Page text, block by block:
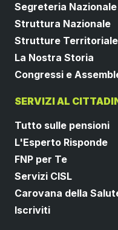
Segreteria Nazionale
Struttura Nazionale
Strutture Territoriale
La Nostra Storia
Congressi e
SERVIZI AL
Tutto sulle pensioni
L'Esperto Risponde
FNP per Te
Servizi CISL
Carovana della
Iscriviti